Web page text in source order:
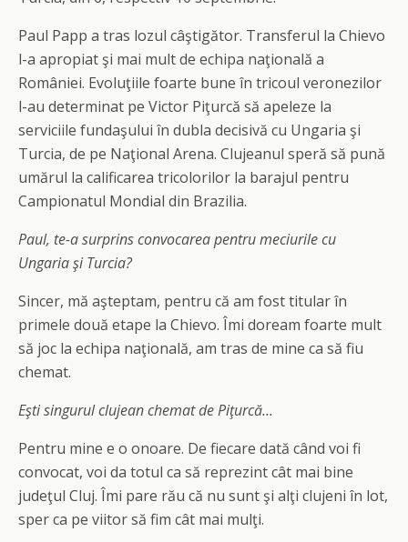
Paul Papp a tras lozul câştigător. Transferul la Chievo
l-a apropiat şi mai mult de echipa naţională a
României. Evoluţiile foarte bune în tricoul veronezilor
l-au determinat pe Victor Piţurcă să apeleze la
serviciile fundaşului în dubla decisivă cu Ungaria şi
Turcia, de pe Naţional Arena. Clujeanul speră să pună
umărul la calificarea tricolorilor la barajul pentru
Campionatul Mondial din Brazilia.
Paul, te-a surprins convocarea pentru meciurile cu
Ungaria şi Turcia?
Sincer, mă aşteptam, pentru că am fost titular în
primele două etape la Chievo. Îmi doream foarte mult
să joc la echipa naţională, am tras de mine ca să fiu
chemat.
Eşti singurul clujean chemat de Piţurcă…
Pentru mine e o onoare. De fiecare dată când voi fi
convocat, voi da totul ca să reprezint cât mai bine
judeţul Cluj. Îmi pare rău că nu sunt şi alţi clujeni în lot,
sper ca pe viitor să fim cât mai mulţi.